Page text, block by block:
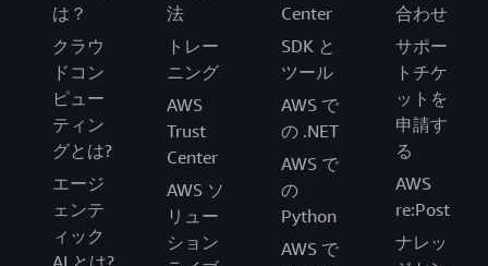
は？
クラウ
ドコン
ピュー
ティン
グとは?
エージ
ェンテ
ィック
法
トレー
ニング
AWS
Trust
Center
AWS ソ
リュー
ション
Center
SDK と
ツール
AWS で
の .NET
AWS で
の
Python
AWS で
合わせ
サポー
トチケ
ットを
申請す
る
AWS
re:Post
ナレッ